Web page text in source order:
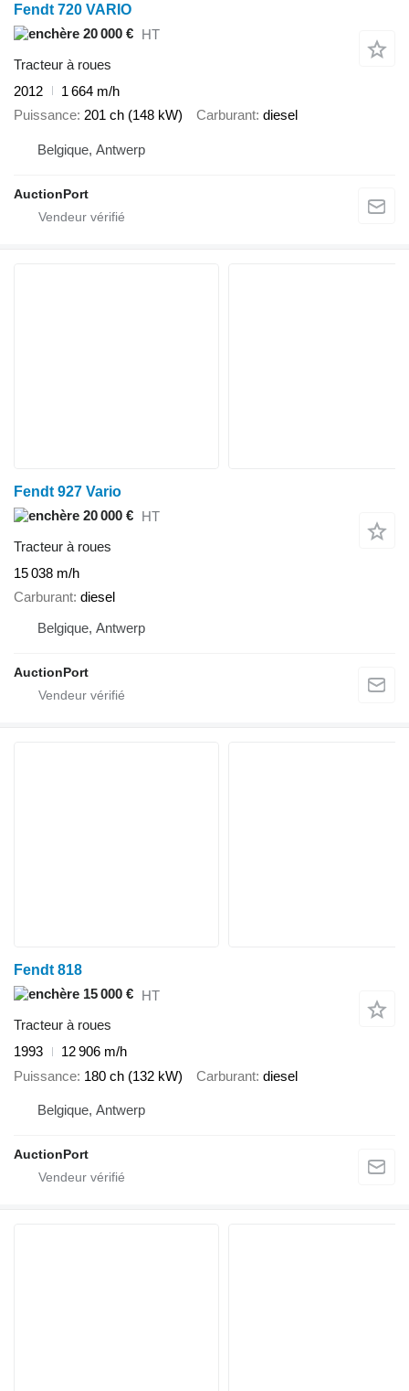
Fendt 720 VARIO
20 000 € HT
Tracteur à roues
2012
1 664 m/h
Puissance 201 ch (148 kW) Carburant diesel
Belgique, Antwerp
AuctionPort
Fendt 927 Vario
20 000 € HT
Tracteur à roues
15 038 m/h
Carburant diesel
Belgique, Antwerp
AuctionPort
Fendt 818
15 000 € HT
Tracteur à roues
1993
12 906 m/h
Puissance 180 ch (132 kW) Carburant diesel
Belgique, Antwerp
AuctionPort